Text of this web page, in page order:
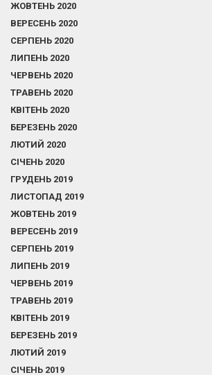
ЖОВТЕНЬ 2020
ВЕРЕСЕНЬ 2020
СЕРПЕНЬ 2020
ЛИПЕНЬ 2020
ЧЕРВЕНЬ 2020
ТРАВЕНЬ 2020
КВІТЕНЬ 2020
БЕРЕЗЕНЬ 2020
ЛЮТИЙ 2020
СІЧЕНЬ 2020
ГРУДЕНЬ 2019
ЛИСТОПАД 2019
ЖОВТЕНЬ 2019
ВЕРЕСЕНЬ 2019
СЕРПЕНЬ 2019
ЛИПЕНЬ 2019
ЧЕРВЕНЬ 2019
ТРАВЕНЬ 2019
КВІТЕНЬ 2019
БЕРЕЗЕНЬ 2019
ЛЮТИЙ 2019
СІЧЕНЬ 2019